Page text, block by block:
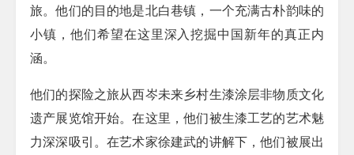
旅。他们的目的地是北白巷镇，一个充满古朴韵味的
小镇，他们希望在这里深入挖掘中国新年的真正内
涵。
他们的探险之旅从西岑未来乡村生漆涂层非物质文化
遗产展览馆开始。在这里，他们被生漆工艺的艺术魅
力深深吸引。在艺术家徐建武的讲解下，他们被展出